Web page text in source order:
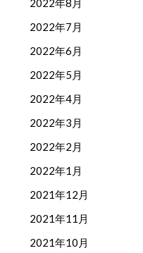
2022年8月
2022年7月
2022年6月
2022年5月
2022年4月
2022年3月
2022年2月
2022年1月
2021年12月
2021年11月
2021年10月